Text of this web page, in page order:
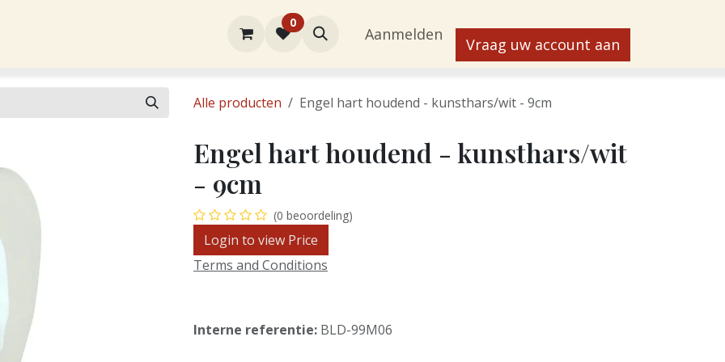
Contact
0
Aanmelden
Vraag uw account aan
Alle producten Engel hart houdend - kunsthars/wit - 9cm
Engel hart houdend - kunsthars/wit
- 9cm
(0 beoordeling)
Login to view Price
Terms and Conditions
Interne referentie: BLD-99M06